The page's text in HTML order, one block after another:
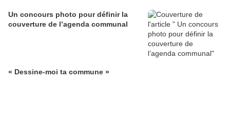
Un concours photo pour définir la
couverture de l’agenda communal
« Dessine-moi ta commune »